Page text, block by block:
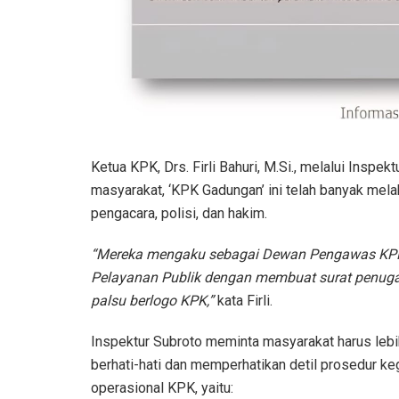
Ketua KPK, Drs. Firli Bahuri, M.Si., melalui
masyarakat, ‘KPK Gadungan’ ini telah banyak
pengacara, polisi, dan hakim.
“Mereka mengaku sebagai Dewan Pengawas
Pelayanan Publik dengan membuat surat
palsu berlogo KPK,”kata Firli.
Inspektur Subroto meminta masyarakat harus
berhati-hati dan memperhatikan detil prosedur
operasional KPK, yaitu: